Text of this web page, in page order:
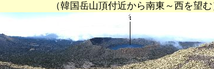
付近から南東～西を望む